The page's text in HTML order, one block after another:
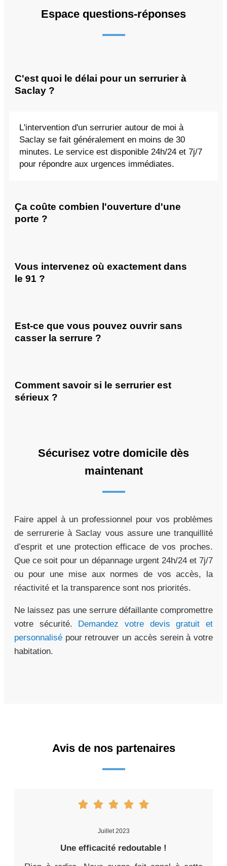
Espace questions-réponses
C'est quoi le délai pour un serrurier à
Saclay ?
L'intervention d'un serrurier autour de moi à
Saclay se fait généralement en moins de 30
minutes. Le service est disponible 24h/24 et 7j/7
pour répondre aux urgences immédiates.
Ça coûte combien l'ouverture d'une
porte ?
Vous intervenez où exactement dans
le 91 ?
Est-ce que vous pouvez ouvrir sans
casser la serrure ?
Comment savoir si le serrurier est
sérieux ?
Sécurisez votre domicile dès
maintenant
Faire appel à un professionnel pour vos problèmes
de serrurerie à Saclay vous assure une tranquillité
d’esprit et une protection efficace de vos proches.
Que ce soit pour un dépannage urgent 24h/24 et 7j/7
ou pour une mise aux normes de vos accès, la
réactivité et la transparence sont nos priorités.
Ne laissez pas une serrure défaillante compromettre
votre sécurité. Demandez votre devis gratuit et
personnalisé pour retrouver un accès serein à votre
habitation.
Avis de nos partenaires
Juillet 2023
Une efficacité redoutable !